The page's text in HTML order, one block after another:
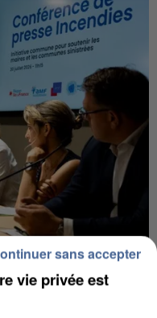
LANCE UN ÉLAN
vie privée est
sans accepter